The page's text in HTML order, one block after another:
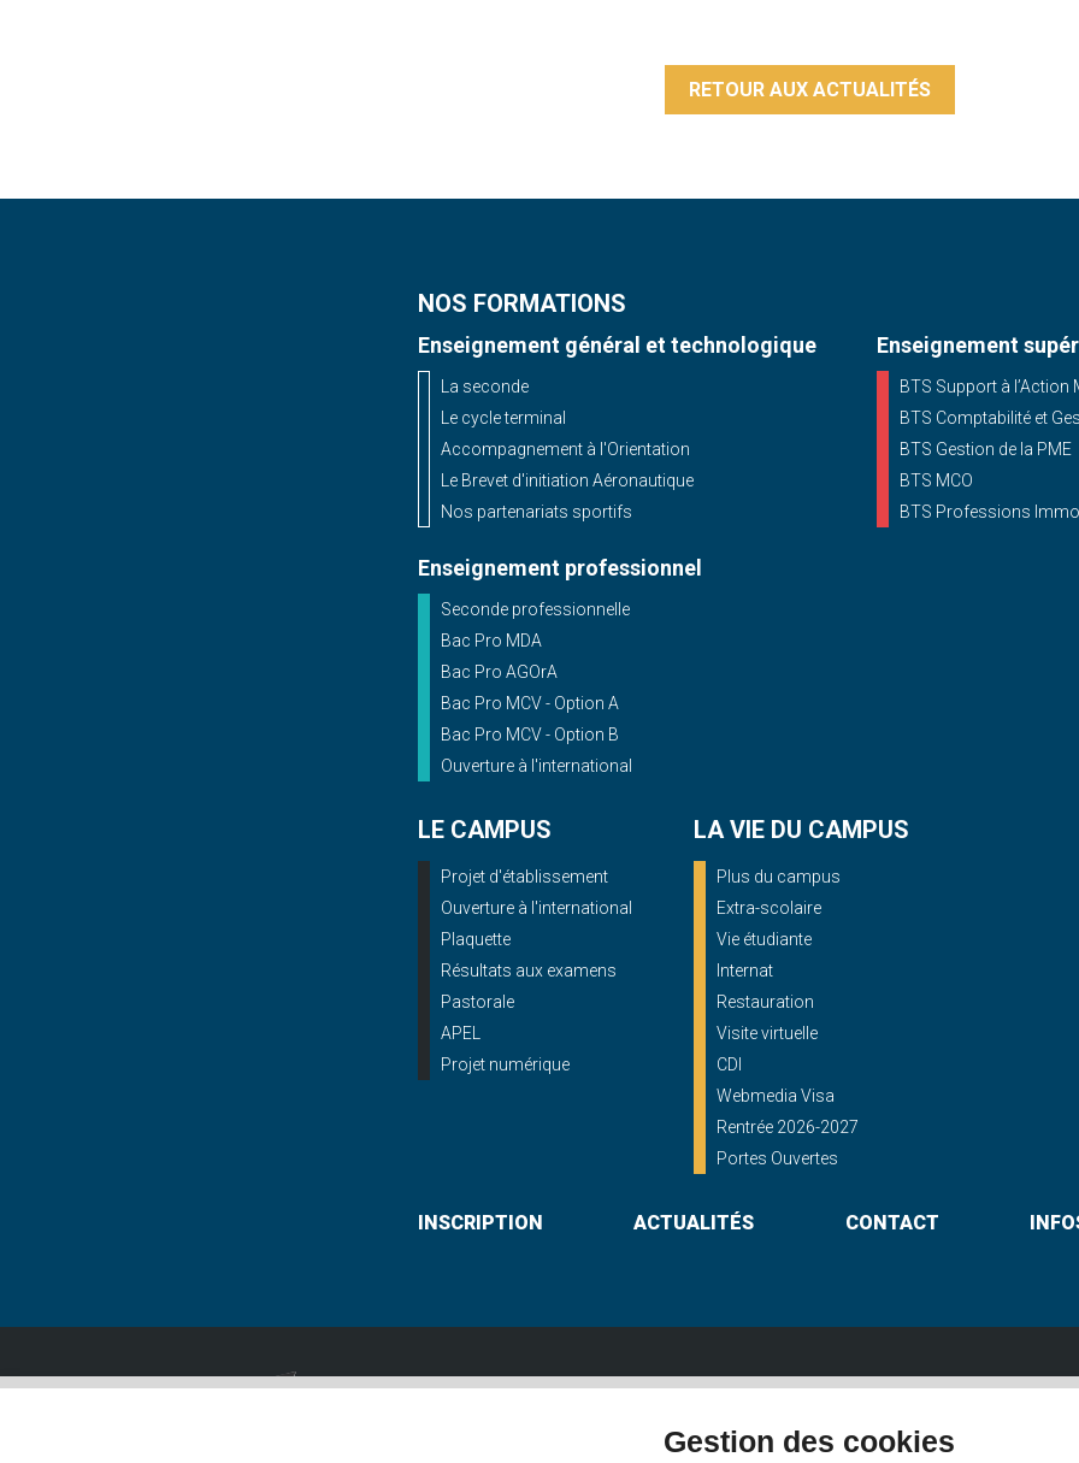
RETOUR AUX ACTUALITÉS
NOS FORMATIONS
Enseignement général et technologique
La seconde
Le cycle terminal
Accompagnement à l'Orientation
Le Brevet d'initiation Aéronautique
Nos partenariats sportifs
Enseignement professionnel
Seconde professionnelle
Bac Pro MDA
Bac Pro AGOrA
Bac Pro MCV - Option A
Bac Pro MCV - Option B
Ouverture à l'international
Enseignement
BTS Support à l’Action
BTS Comptabilité et
BTS Gestion de la PME
BTS MCO
BTS Professions
LE CAMPUS
Projet d'établissement
Ouverture à l'international
Plaquette
Résultats aux examens
Pastorale
APEL
Projet numérique
LA VIE DU CAMPUS
Plus du campus
Extra-scolaire
Vie étudiante
Internat
Restauration
Visite virtuelle
CDI
Webmedia Visa
Rentrée 2026-2027
Portes Ouvertes
INSCRIPTION ACTUALITÉS CONTACT
12, allée Gabriel Deshayes - 56000 VANNES 16, rue du Maréchal Foch - 56000
Gestion des cookies